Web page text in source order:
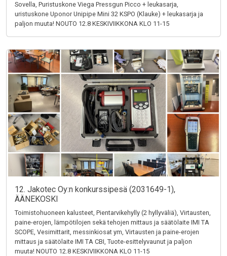
Sovella, Puristuskone Viega Pressgun Picco + leukasarja,
uristuskone Uponor Unipipe Mini 32 KSPO (Klauke) + leukasarja ja
paljon muuta! NOUTO 12.8 KESKIVIIKKONA KLO 11-15
12. Jakotec Oy:n konkurssipesä (2031649-1),
ÄÄNEKOSKI
Toimistohuoneen kalusteet, Pientarvikehylly (2 hyllyväliä), Virtausten,
paine-erojen, lämpötilojen sekä tehojen mittaus ja säätölaite IMI TA
SCOPE, Vesimittarit, messinkiosat ym, Virtausten ja paine-erojen
mittaus ja säätölaite IMI TA CBI, Tuote-esittelyvaunut ja paljon
muuta! NOUTO 12.8 KESKIVIIKKONA KLO 11-15